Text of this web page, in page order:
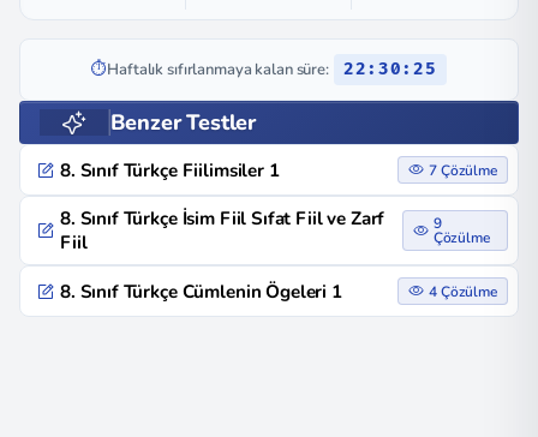
⏱️Haftalık sıfırlanmaya kalan süre: 22:30:25
Benzer Testler
8. Sınıf Türkçe Fiilimsiler 1 7 Çözülme
8. Sınıf Türkçe İsim Fiil Sıfat Fiil ve Zarf
Fiil
9
Çözülme
8. Sınıf Türkçe Cümlenin Ögeleri 1 4 Çözülme